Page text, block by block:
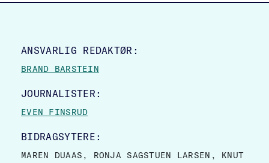
SITE FOOTER
ANSVARLIG REDAKTØR:
BRAND BARSTEIN
JOURNALISTER:
EVEN FINSRUD
BIDRAGSYTERE:
MAREN DUAAS, RONJA SAGSTUEN LARSEN, KNUT